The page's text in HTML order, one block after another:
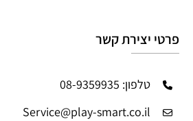
פרטי יצירת קשר
טלפון: 08-9359935
Service@play-smart.co.il